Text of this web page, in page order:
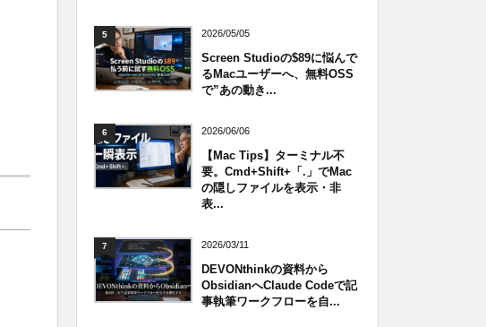
5 2026/05/05
Screen Studioの$89に悩んで
るMacユーザーへ、無料OSS
で”あの動き...
6 2026/06/06
【Mac Tips】ターミナル不
要。Cmd+Shift+「.」でMac
の隠しファイルを表示・非
表...
7 2026/03/11
DEVONthinkの資料から
ObsidianへClaude Codeで記
事執筆ワークフローを自...